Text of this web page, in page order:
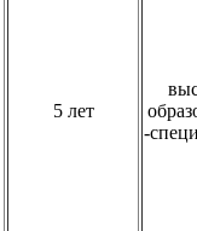
5 лет
-